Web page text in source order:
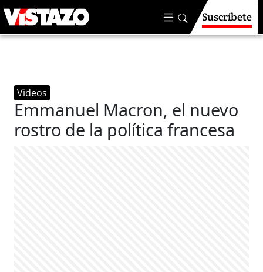
Suscríbete
Videos
Emmanuel Macron, el nuevo
rostro de la política francesa